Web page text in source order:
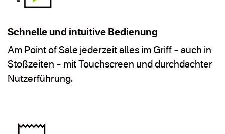
Schnelle und intuitive Bedienung
Am Point of Sale jederzeit alles im Griff – auch in
Stoßzeiten – mit Touchscreen und durchdachter
Nutzerführung.